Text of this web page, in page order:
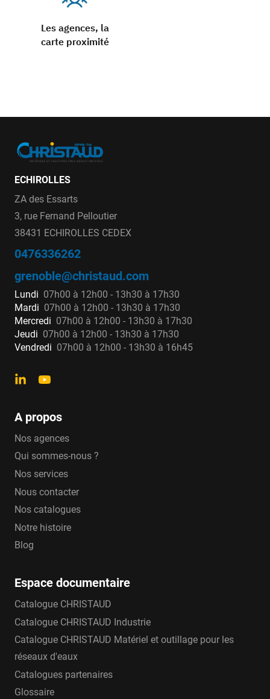
Les agences, la
carte proximité
ECHIROLLES
ZA des Essarts
3, rue Fernand Pelloutier
38431 ECHIROLLES CEDEX
0476336262
grenoble@christaud.com
Lundi 07h00 à 12h00 - 13h30 à 17h30
Mardi 07h00 à 12h00 - 13h30 à 17h30
Mercredi 07h00 à 12h00 - 13h30 à 17h30
Jeudi 07h00 à 12h00 - 13h30 à 17h30
Vendredi 07h00 à 12h00 - 13h30 à 16h45
A propos
Nos agences
Qui sommes-nous ?
Nos services
Nous contacter
Nos catalogues
Notre histoire
Blog
Espace documentaire
Catalogue CHRISTAUD
Catalogue CHRISTAUD Industrie
Catalogue CHRISTAUD Matériel et outillage pour les
réseaux d'eaux
Catalogues partenaires
Glossaire